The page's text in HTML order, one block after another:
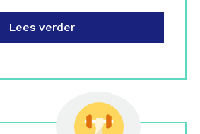
Lees verder